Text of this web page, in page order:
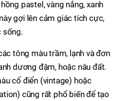
pastel, vàng nắng, xanh
gợi lên cảm giác tích cực,
sống.
tông màu trầm, lạnh và đơn
dương đậm, hoặc nâu đất.
cổ điển (vintage) hoặc
cũng rất phổ biến để tạo